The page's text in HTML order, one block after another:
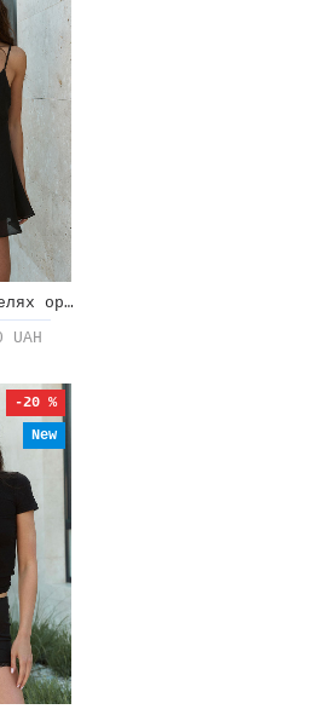
Сукня на бретелях органза
UAH
New
-20 %